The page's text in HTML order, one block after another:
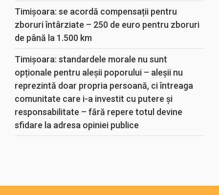
Timișoara: se acordă compensații pentru
zboruri întârziate – 250 de euro pentru zboruri
de până la 1.500 km
Timișoara: standardele morale nu sunt
opționale pentru aleșii poporului – aleșii nu
reprezintă doar propria persoană, ci întreaga
comunitate care i-a investit cu putere și
responsabilitate – fără repere totul devine
sfidare la adresa opiniei publice